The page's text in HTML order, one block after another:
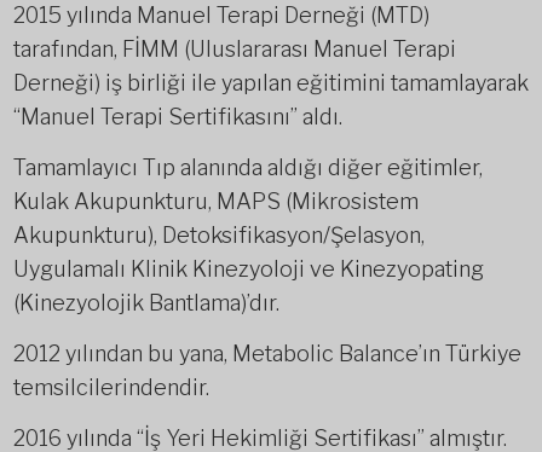
2015 yılında Manuel Terapi Derneği (MTD)
tarafından, FİMM (Uluslararası Manuel Terapi
Derneği) iş birliği ile yapılan eğitimini tamamlayarak
“Manuel Terapi Sertifikasını” aldı.
Tamamlayıcı Tıp alanında aldığı diğer eğitimler,
Kulak Akupunkturu, MAPS (Mikrosistem
Akupunkturu), Detoksifikasyon/Şelasyon,
Uygulamalı Klinik Kinezyoloji ve Kinezyopating
(Kinezyolojik Bantlama)’dır.
2012 yılından bu yana, Metabolic Balance’ın Türkiye
temsilcilerindendir.
2016 yılında “İş Yeri Hekimliği Sertifikası” almıştır.